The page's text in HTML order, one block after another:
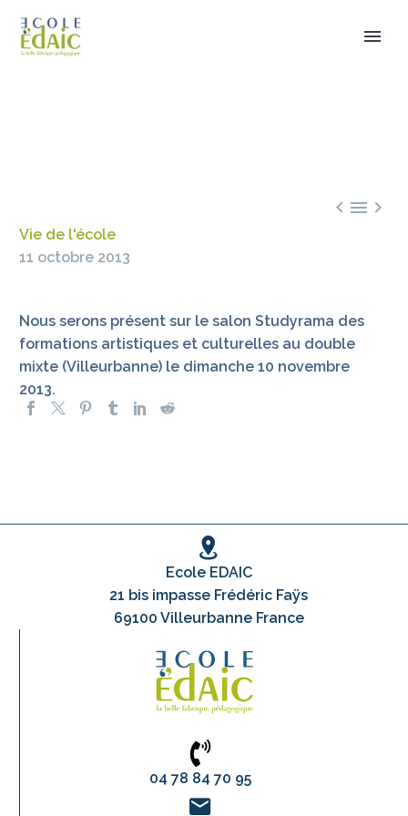
  
Vie de l'école
11 octobre 2013
Nous serons présent sur le salon Studyrama des
formations artistiques et culturelles au double
mixte (Villeurbanne) le dimanche 10 novembre
2013.
Ecole EDAIC
21 bis impasse Frédéric Faÿs
69100 Villeurbanne France
04 78 84 70 95